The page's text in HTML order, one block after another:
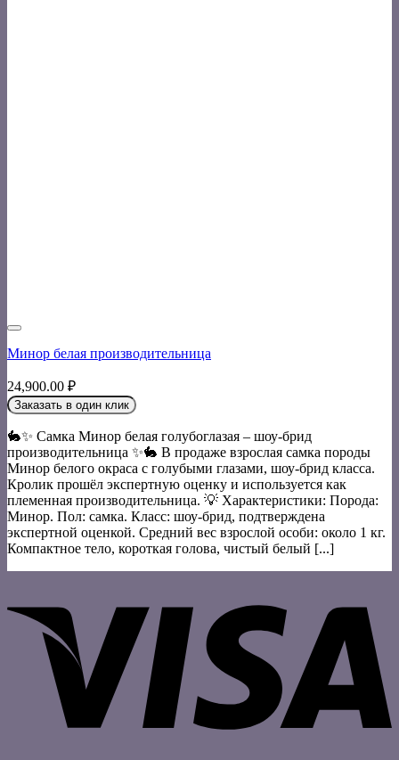
Минор белая производительница
24,900.00 ₽
Заказать в один клик
🐇✨ Самка Минор белая голубоглазая – шоу-брид
производительница ✨🐇 В продаже взрослая самка породы
Минор белого окраса с голубыми глазами, шоу-брид класса.
Кролик прошёл экспертную оценку и используется как
племенная производительница. 💡 Характеристики: Порода:
Минор. Пол: самка. Класс: шоу-брид, подтверждена
экспертной оценкой. Средний вес взрослой особи: около 1 кг.
Компактное тело, короткая голова, чистый белый [...]